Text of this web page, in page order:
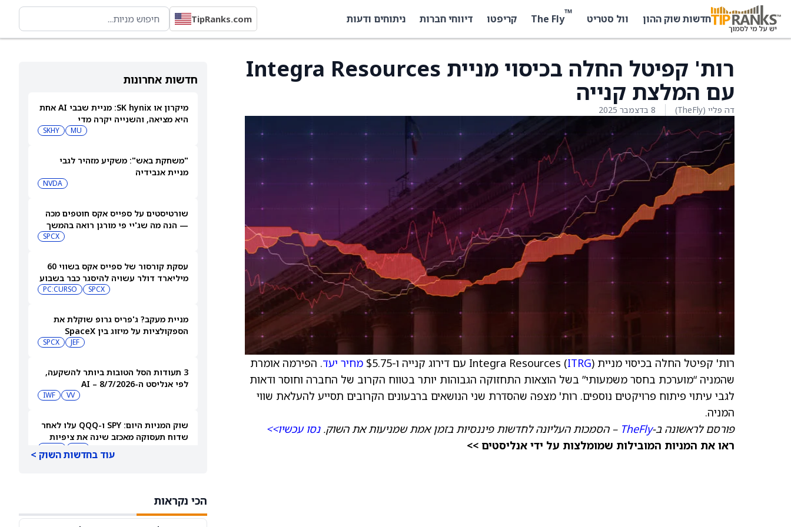
חדשות שוק ההון וול סטריט ™
The Fly קריפטו דיווחי חברות ניתוחים ודעות TipRanks.com
חדשות אחרונות
מיקרון או SK hynix: מניית שבבי AI אחת
היא מציאה, והשנייה יקרה מדי
MU
SKHY
"משחקת באש": משקיע מזהיר לגבי
מניית אנבידיה
NVDA
שורטיסטים על ספייס אקס חוטפים מכה
— הנה מה שג'יי פי מורגן רואה בהמשך
SPCX
עסקת קורסור של ספייס אקס בשווי 60
מיליארד דולר עשויה להיסגר כבר בשבוע
SPCX
PC:CURSO
מניית מעקב? ג'פריס גרופ שוקלת את
הספקולציות על מיזוג בין SpaceX
JEF
SPCX
3 תעודות הסל הטובות ביותר להשקעה,
לפי אנליסט ה-AI – 8/7/2026
VV
IWF
שוק המניות היום: SPY ו-QQQ עלו לאחר
שדוח תעסוקה מאכזב שינה את ציפיות
עוד בחדשות השוק >
הכי נקראות
רות' קפיטל החלה בכיסוי מניית Integra Resources
עם המלצת קנייה
דה פליי (TheFly) 8 בדצמבר 2025
רות' קפיטל החלה בכיסוי מניית Integra Resources ( ITRG) עם דירוג קנייה ו-$5.75 מחיר יעד. הפירמה אומרת
שהמניה “מוערכת בחסר משמעותי” בשל הוצאות התחזוקה הגבוהות יותר בטווח הקרוב של החברה וחוסר ודאות
לגבי עיתוי פיתוח פרויקטים נוספים. רות' מצפה שהסדרת שני הנושאים ברבעונים הקרובים תסייע להעלאת שווי
המניה.
פורסם לראשונה ב-TheFly – הסמכות העליונה לחדשות פיננסיות בזמן אמת שמניעות את השוק.נסו עכשיו>>
ראו את המניות המובילות שמומלצות על ידי אנליסטים >>